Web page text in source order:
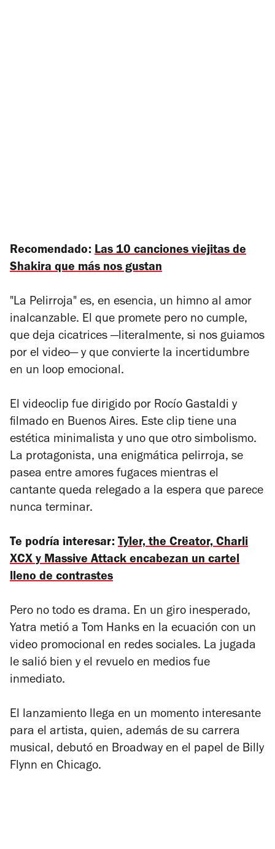
Recomendado: Las 10 canciones viejitas de
Shakira que más nos gustan
"La Pelirroja" es, en esencia, un himno al amor
inalcanzable. El que promete pero no cumple,
que deja cicatrices —literalmente, si nos guiamos
por el video— y que convierte la incertidumbre
en un loop emocional.
El videoclip fue dirigido por Rocío Gastaldi y
filmado en Buenos Aires. Este clip tiene una
estética minimalista y uno que otro simbolismo.
La protagonista, una enigmática pelirroja, se
pasea entre amores fugaces mientras el
cantante queda relegado a la espera que parece
nunca terminar.
Te podría interesar: Tyler, the Creator, Charli
XCX y Massive Attack encabezan un cartel
lleno de contrastes
Pero no todo es drama. En un giro inesperado,
Yatra metió a Tom Hanks en la ecuación con un
video promocional en redes sociales. La jugada
le salió bien y el revuelo en medios fue
inmediato.
El lanzamiento llega en un momento interesante
para el artista, quien, además de su carrera
musical, debutó en Broadway en el papel de Billy
Flynn en Chicago.